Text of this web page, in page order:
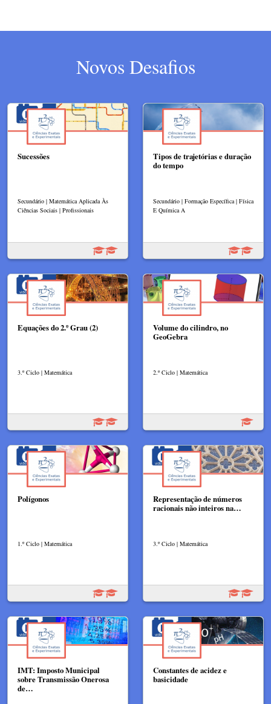
Novos Desafios
Sucessões
Secundário | Matemática Aplicada Às
Ciências Sociais | Profissionais
Tipos de trajetórias e duração
do tempo
Secundário | Formação Específica | Física
E Química A
Equações do 2.º Grau (2)
3.º Ciclo | Matemática
Volume do cilindro, no
GeoGebra
2.º Ciclo | Matemática
Polígonos
1.º Ciclo | Matemática
Representação de números
racionais não inteiros na…
3.º Ciclo | Matemática
IMT: Imposto Municipal
sobre Transmissão Onerosa
de…
Constantes de acidez e
basicidade